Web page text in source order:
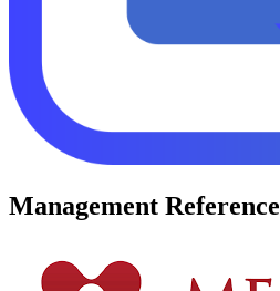
Management Reference